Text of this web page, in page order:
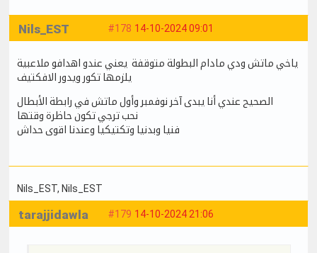
#178 14-10-2024 09:01
Nils_EST
ياخي ماتش ودي مادام البطولة متوقفة يعني عندو اهدافو ملاعبية
يلزمها تكور ويدور الافكتيف
الصحيح عندي أنا يبدى آخر نوفمبر وأول ماتش في رابطة الأبطال
نحب ترجي تكون حاظرة وقتها
فنيا وبدنيا وتكتيكيا وعندنا اقوى حداش
Nils_EST, Nils_EST
#179 14-10-2024 21:06
tarajjidawla